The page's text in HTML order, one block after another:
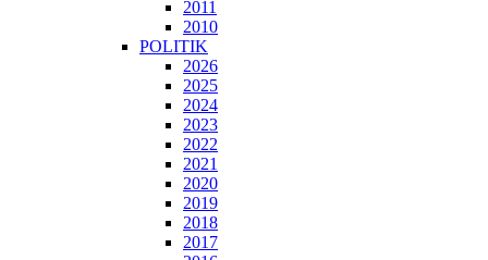
2011
2010
POLITIK
2026
2025
2024
2023
2022
2021
2020
2019
2018
2017